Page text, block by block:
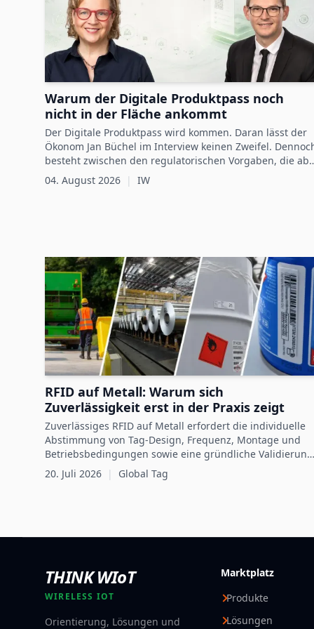
Warum der Digitale Produktpass noch
nicht in der Fläche ankommt
Der Digitale Produktpass wird kommen. Daran lässt der
Ökonom Jan Büchel im Interview keinen Zweifel.
besteht zwischen den regulatorischen Vorgaben, die ab
2027 schrittweise für einzelne Produktgruppen
verbindlich werden, und der betrieblichen Vorbereitung
04. August 2026 | IW
RFID auf Metall: Warum sich
Zuverlässigkeit erst in der Praxis zeigt
Zuverlässiges RFID auf Metall erfordert die individuelle
Abstimmung von Tag-Design, Frequenz, Montage und
Betriebsbedingungen sowie eine gründliche Validierung
im praktischen Einsatz.
20. Juli 2026 | Global Tag
THINK WIoT
WIRELESS IOT
Orientierung, Lösungen und
Marktplatz
Produkte
Lösungen